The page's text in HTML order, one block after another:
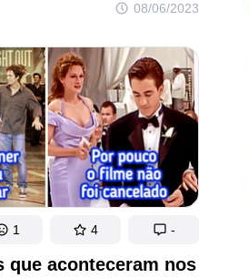
08/06/2023
que se trate de uma estrela
todas as atividades normais
é evidente que muitas pessoas
sobre os momentos que
astros, e os relatos nos
como a personalidade
ou não, após o estrelato.
que aconteceram nos
1 4 -